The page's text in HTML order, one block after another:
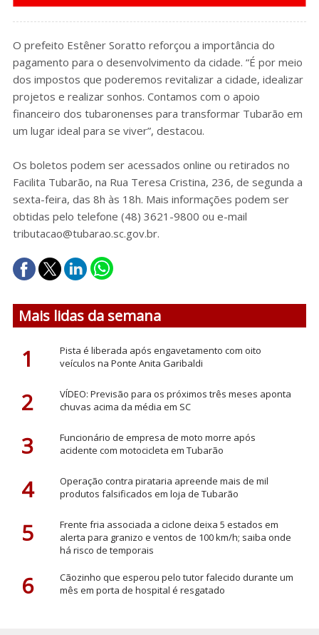
O prefeito Estêner Soratto reforçou a importância do
pagamento para o desenvolvimento da cidade. “É por meio
dos impostos que poderemos revitalizar a cidade, idealizar
projetos e realizar sonhos. Contamos com o apoio
financeiro dos tubaronenses para transformar Tubarão em
um lugar ideal para se viver”, destacou.
Os boletos podem ser acessados online ou retirados no
Facilita Tubarão, na Rua Teresa Cristina, 236, de segunda a
sexta-feira, das 8h às 18h. Mais informações podem ser
obtidas pelo telefone (48) 3621-9800 ou e-mail
tributacao@tubarao.sc.gov.br.
Mais lidas da semana
1
Pista é liberada após engavetamento com oito
veículos na Ponte Anita Garibaldi
2
VÍDEO: Previsão para os próximos três meses aponta
chuvas acima da média em SC
3
Funcionário de empresa de moto morre após
acidente com motocicleta em Tubarão
4
Operação contra pirataria apreende mais de mil
produtos falsificados em loja de Tubarão
5
Frente fria associada a ciclone deixa 5 estados em
alerta para granizo e ventos de 100 km/h; saiba onde
há risco de temporais
6
Cãozinho que esperou pelo tutor falecido durante um
mês em porta de hospital é resgatado